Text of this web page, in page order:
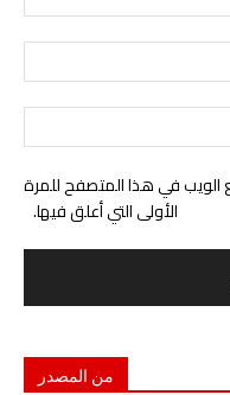
الويب في هذا المتصفح للمرة
الأولى التي أعلق فيها.
من المصدر